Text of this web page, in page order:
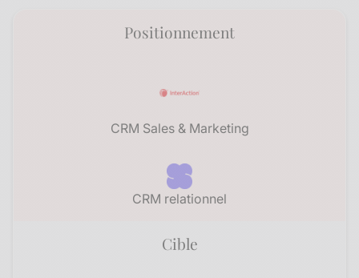
Positionnement​
CRM Sales & Marketing
CRM relationnel​
Cible